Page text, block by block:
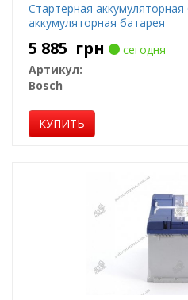
Стартерная
аккумуляторная батарея
5 885 грн
сегодня
Артикул:
Bosch
КУПИТЬ